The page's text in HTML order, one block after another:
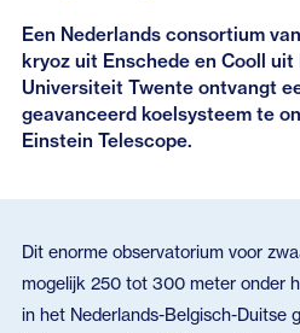
Interviews
Eerdere nieuwsbrieven
Een Nederlands consortium
kryoz uit Enschede en Cooll uit
Universiteit Twente ontvangt
geavanceerd koelsysteem te
Einstein Telescope.
Dit enorme observatorium voor
mogelijk 250 tot 300 meter onder
in het Nederlands-Belgisch-Duitse